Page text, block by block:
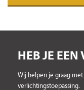
HEB JE EEN
Wij helpen je graag
verlichtingstoepassing.